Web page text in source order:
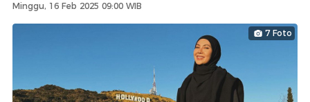
Minggu, 16 Feb 2025 09:00 WIB
7 Foto